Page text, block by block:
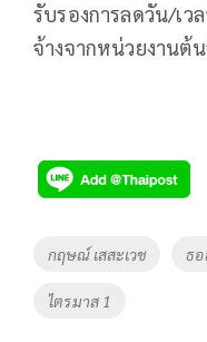
รับรองการลดวัน/เว
จ้างจากหน่วยงานต้
Tags
กฤษณ์ เสสะเวช ธอ
ไตรมาส 1